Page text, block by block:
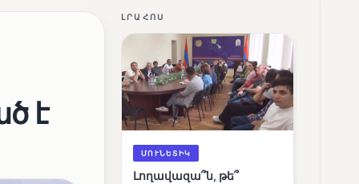
է
ԼՐԱՀՈՍ
ՄՈՒՆԵՏԻԿ
Լողավազա՞ն, թե՞